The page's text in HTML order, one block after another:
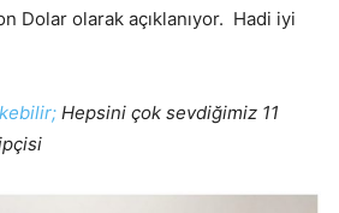
Dolar olarak açıklanıyor. Hadi iyi
Hepsini çok sevdiğimiz 11